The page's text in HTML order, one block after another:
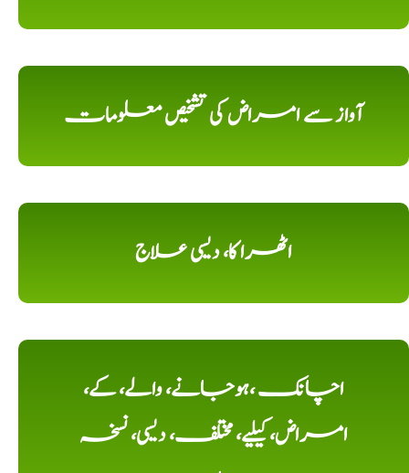
آواز سے امراض کی تشخیص معلومات
اٹھرا کا، دیسی علاج
اچانک ،ہوجانے، والے، کے،
امراض، کیلیے، مختلف، دیسی، نسخہ